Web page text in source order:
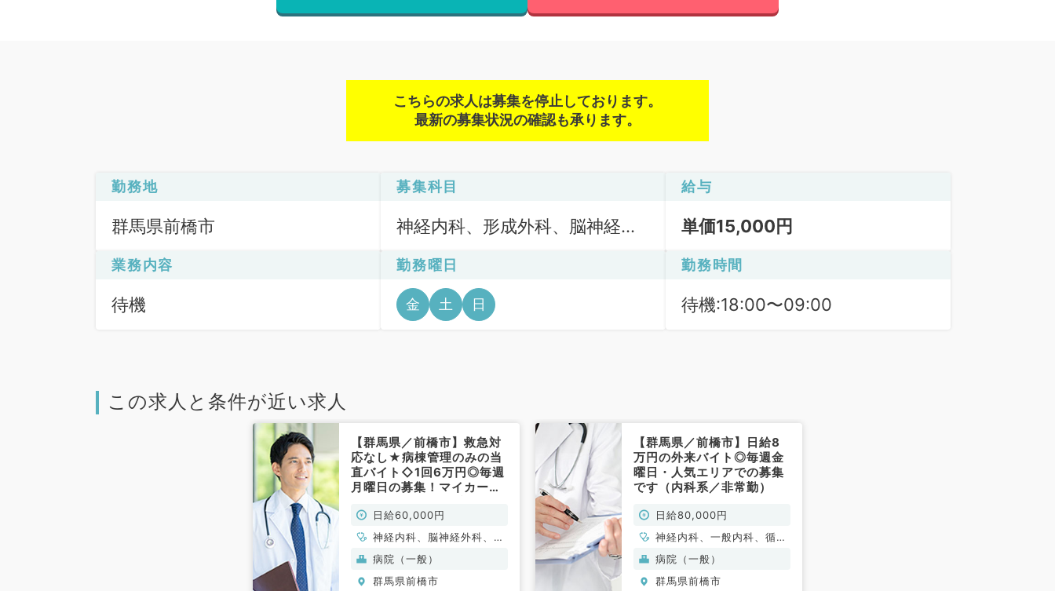
こちらの求人は募集を停止しております。
最新の募集状況の確認も承ります。
勤務地
群馬県前橋市
募集科目
神経内科、形成外科、脳神経外
科、一般内科、循環器内科、呼
吸器内科、消化器内科、内分
給与
単価15,000円
業務内容
待機
勤務曜日
金 土 日
勤務時間
待機:18:00〜09:00
この求人と条件が近い求人
【群馬県／前橋市】救急対
応なし★病棟管理のみの当
直バイト◇1回6万円◎毎週
月曜日の募集！マイカー通
系／非常勤）
日給60,000円
神経内科、脳神経外科、呼
吸器外科、心臓血管外科、
一般内科、循環器内科、呼
吸器内科、消化器内科、内
病院（一般）
群馬県前橋市
【群馬県／前橋市】日給8
万円の外来バイト◎毎週金
曜日・人気エリアでの募集
です（内科系／非常勤）
日給80,000円
神経内科、一般内科、循環
器内科、呼吸器内科、消化
器内科、腎臓内科、老年内
科、血液内科
病院（一般）
群馬県前橋市